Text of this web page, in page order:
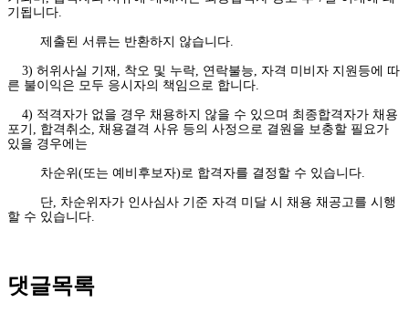
기됩니다.
제출된 서류는 반환하지 않습니다.
3) 허위사실 기재, 착오 및 누락, 연락불능, 자격 미비자 지원등에 따
른 불이익은 모두 응시자의 책임으로 합니다.
4) 적격자가 없을 경우 채용하지 않을 수 있으며 최종합격자가 채용
포기, 합격취소, 채용결격 사유 등의 사정으로 결원을 보충할 필요가
있을 경우에는
차순위(또는 예비후보자)로 합격자를 결정할 수 있습니다.
단, 차순위자가 인사심사 기준 자격 미달 시 채용 채공고를 시행
할 수 있습니다.
댓글목록